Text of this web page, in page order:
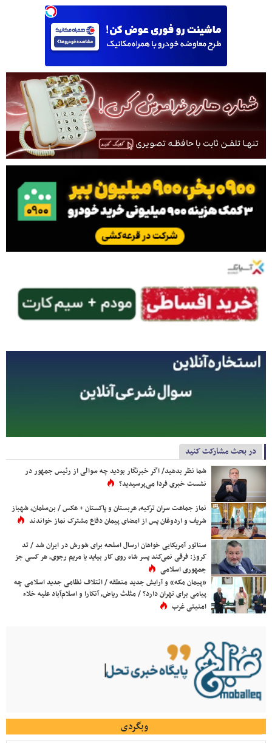
در بحث مشارکت کنید
شما نظر بدهید/ اگر خبرنگار بودید چه سوالی از رئیس جمهور در
نشست خبری فردا می‌پرسیدید؟
نماز جماعت سران ترکیه، عربستان و پاکستان + عکس / بن‌سلمان، شهباز
شریف و اردوغان پس از امضای پیمان دفاع مشترک نماز خواندند
سناتور آمریکایی خواهان ارسال اسلحه برای شورش در ایران شد / تد
کروز: فرقی نمی‌کند پسر شاه روی کار بیاید یا مریم رجوی، هر کسی جز
جمهوری اسلامی
«پیمان مکه» و آرایش جدید منطقه / ائتلاف نظامی جدید اسلامی چه
پیامی برای تهران دارد؟ / مثلث ریاض، آنکارا و اسلام‌آباد علیه خلاء
امنیتی غرب
وبگردی